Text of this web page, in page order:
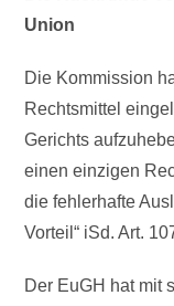
Union
Die Kommission
Rechtsmittel
Gerichts
einen einzigen
die fehlerhafte
Vorteil“ iSd. Art.
Der EuGH hat mit